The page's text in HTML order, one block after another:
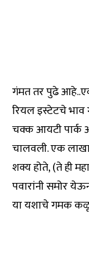
गंमत तर पुढे
रियल इस्टेटचे
चक्क आयटी पार्क
चालवली. एक
शक्य होते, (ते ही
पवारांनी समोर
या यशाचे गमक